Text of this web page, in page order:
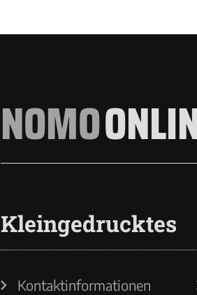
NOMO
Kleingedrucktes
Kontaktinformationen